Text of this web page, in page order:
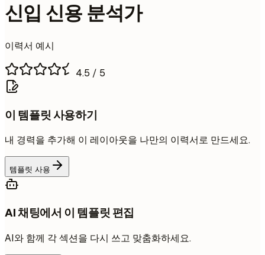
신입 신용 분석가
이력서 예시
4.5 / 5
이 템플릿 사용하기
내 경력을 추가해 이 레이아웃을 나만의 이력서로 만드세요.
템플릿 사용
AI 채팅에서 이 템플릿 편집
AI와 함께 각 섹션을 다시 쓰고 맞춤화하세요.